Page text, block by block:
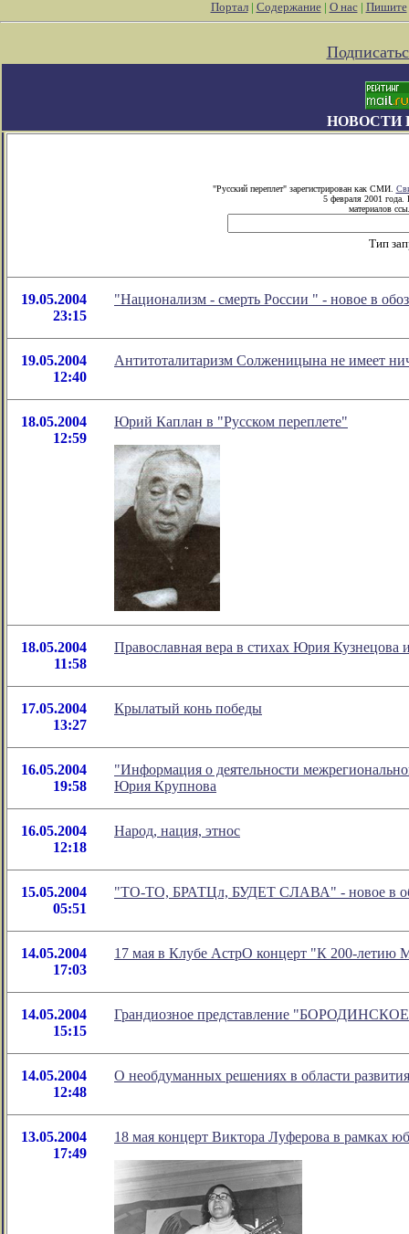
Портал| Содержание| О нас| Пишите
НОВОСТИ
"Русский переплет" зарегистрирован как СМИ.
5 февраля 2001 года.
материалов
Тип
19.05.2004
23:15
"Национализм - смерть России " - новое в
19.05.2004
12:40
Антитоталитаризм Солженицына не имеет
18.05.2004
12:59
Юрий Каплан в "Русском переплете"
18.05.2004
11:58
Православная вера в стихах Юрия Кузнецова
17.05.2004
13:27
Крылатый конь победы
16.05.2004
19:58
"Информация о деятельности
Юрия Крупнова
16.05.2004
12:18
Народ, нация, этнос
15.05.2004
05:51
"ТО-ТО, БРАТЦл, БУДЕТ СЛАВА" - новое в
14.05.2004
17:03
17 мая в Клубе АстрО концерт "К 200-летию
14.05.2004
15:15
Грандиозное представление
14.05.2004
12:48
О необдуманных решениях в области
13.05.2004
17:49
18 мая концерт Виктора Луферова в рамках